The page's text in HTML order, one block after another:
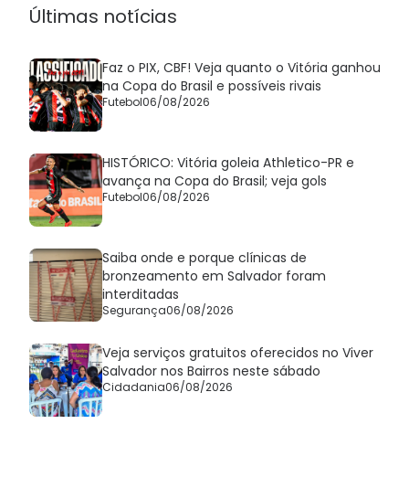
Últimas notícias
Faz o PIX, CBF! Veja quanto o Vitória ganhou
na Copa do Brasil e possíveis rivais
Futebol06/08/2026
HISTÓRICO: Vitória goleia Athletico-PR e
avança na Copa do Brasil; veja gols
Futebol06/08/2026
Saiba onde e porque clínicas de
bronzeamento em Salvador foram
interditadas
Segurança06/08/2026
Veja serviços gratuitos oferecidos no Viver
Salvador nos Bairros neste sábado
Cidadania06/08/2026